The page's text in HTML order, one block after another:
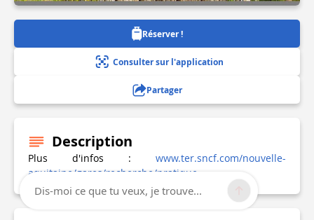
Réserver !
Consulter sur l'application
Partager
Description
Plus d'infos : www.ter.sncf.com/nouvelle-
aquitaine/gares/recherche/pratique
Dis-moi ce que tu veux, je trouve...